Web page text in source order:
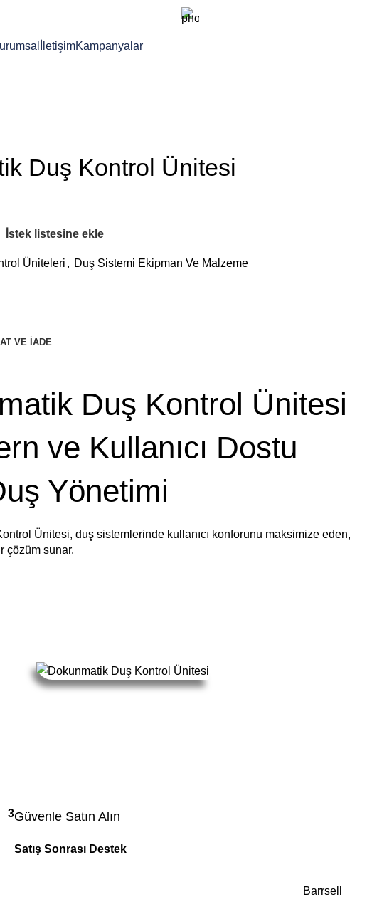
İletişimKampanyalar
Duş Kontrol Ünitesi
İstek listesine ekle
Üniteleri , Duş Sistemi Ekipman Ve Malzeme
VE İADE
Duş Kontrol Ünitesi
ve Kullanıcı Dostu
Yönetimi
Ünitesi, duş sistemlerinde kullanıcı konforunu maksimize eden,
çözüm sunar.
3Güvenle Satın Alın
Satış Sonrası Destek
Barrsell